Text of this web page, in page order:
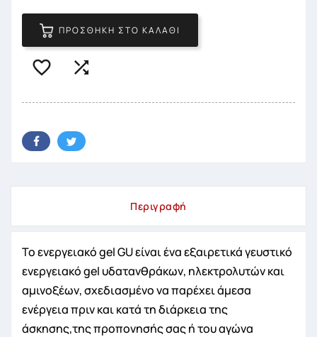
ΠΡΟΣΘΉΚΗ ΣΤΟ ΚΑΛΆΘΙ
 
Περιγραφή
Το ενεργειακό gel GU είναι ένα εξαιρετικά γευστικό
ενεργειακό gel υδατανθράκων, ηλεκτρολυτών και
αμινοξέων, σχεδιασμένο να παρέχει άμεσα
ενέργεια πριν και κατά τη διάρκεια της
άσκησης,της προπονησής σας ή του αγώνα